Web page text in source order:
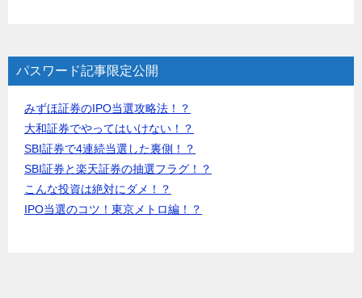
パスワード記事限定公開
みずほ証券のIPO当選攻略法！？
大和証券でやってはいけない！？
SBI証券で4連続当選した裏側！？
SBI証券と楽天証券の抽選フラグ！？
こんな投資は絶対にダメ！？
IPO当選のコツ！東京メトロ編！？